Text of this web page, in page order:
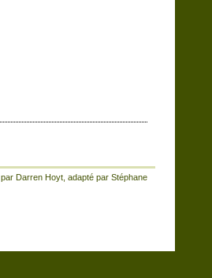
par Darren Hoyt , adapté par Stéphane